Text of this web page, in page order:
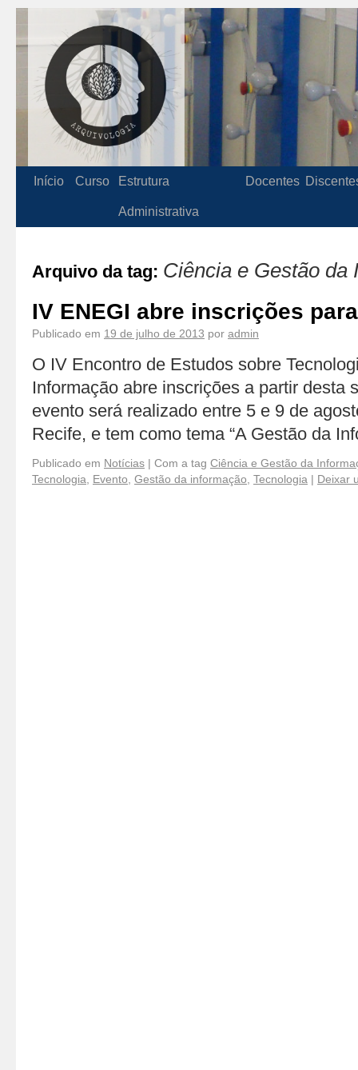
Início Curso Estrutura
Administrativa
Docentes
Arquivo da tag: Ciência e Gestão da
IV ENEGI abre inscrições
Publicado em 19 de julho de 2013 por admin
O IV Encontro de Estudos sobre
Informação abre inscrições a partir desta
evento será realizado entre 5 e 9 de
Recife, e tem como tema “A Gestão da
Publicado em Notícias | Com a tag Ciência e Gestão da
Tecnologia
Evento Gestão da informação Tecnologia | Deixar